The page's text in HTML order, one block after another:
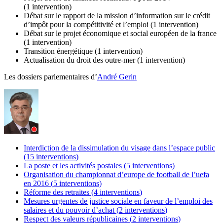
(1 intervention)
Débat sur le rapport de la mission d’information sur le crédit
d’impôt pour la compétitivité et l’emploi (1 intervention)
Débat sur le projet économique et social européen de la france
(1 intervention)
Transition énergétique (1 intervention)
Actualisation du droit des outre-mer (1 intervention)
Les dossiers parlementaires d’André Gerin
Interdiction de la dissimulation du visage dans l’espace public
(15 interventions)
La poste et les activités postales (5 interventions)
Organisation du championnat d’europe de football de l’uefa
en 2016 (5 interventions)
Réforme des retraites (4 interventions)
Mesures urgentes de justice sociale en faveur de l’emploi des
salaires et du pouvoir d’achat (2 interventions)
Respect des valeurs républicaines (2 interventions)